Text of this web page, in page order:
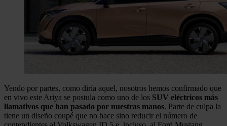
Yendo por partes, como diría aquel, nosotros hemos confirmado que
en vivo este Ariya se postula como uno de los SUV eléctricos más
llamativos que han pasado por nuestras manos. Parte de culpa la
tiene un diseño coupé que no hace sino reducir el número de